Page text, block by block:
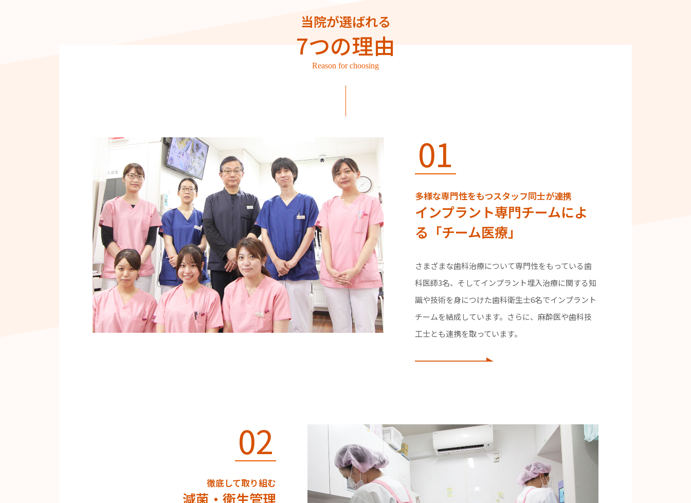
当院が選ばれる
7つの理由
Reason for choosing
01
多様な専門性をもつスタッフ同士が連携
インプラント専門チームによ
る 「チーム医療」
さまざまな歯科治療について専門性をもっている歯
科医師3名、そしてインプラント埋入治療に関する知
識や技術を身につけた歯科衛生士6名でインプラント
チームを結成しています。さらに、麻酔医や歯科技
工士とも連携を取っています。
02
徹底して取り組む
減菌・衛生管理